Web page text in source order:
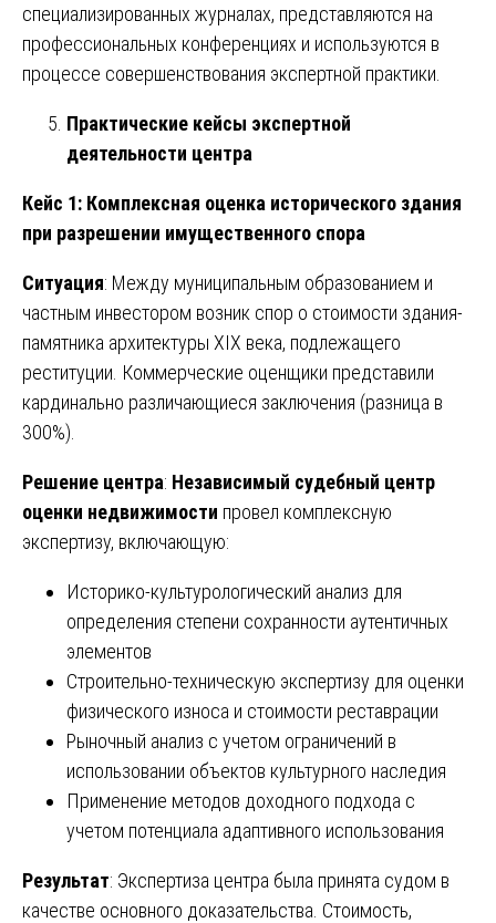
специализированных журналах, представляются на
профессиональных конференциях и используются в
процессе совершенствования экспертной практики.
Практические кейсы экспертной
деятельности центра
Кейс 1: Комплексная оценка исторического здания
при разрешении имущественного спора
Ситуация: Между муниципальным образованием и
частным инвестором возник спор о стоимости здания-
памятника архитектуры XIX века, подлежащего
реституции. Коммерческие оценщики представили
кардинально различающиеся заключения (разница в
300%).
Решение центра: Независимый судебный центр
оценки недвижимости провел комплексную
экспертизу, включающую:
Историко-культурологический анализ для
определения степени сохранности аутентичных
элементов
Строительно-техническую экспертизу для оценки
физического износа и стоимости реставрации
Рыночный анализ с учетом ограничений в
использовании объектов культурного наследия
Применение методов доходного подхода с
учетом потенциала адаптивного использования
Результат: Экспертиза центра была принята судом в
качестве основного доказательства. Стоимость,